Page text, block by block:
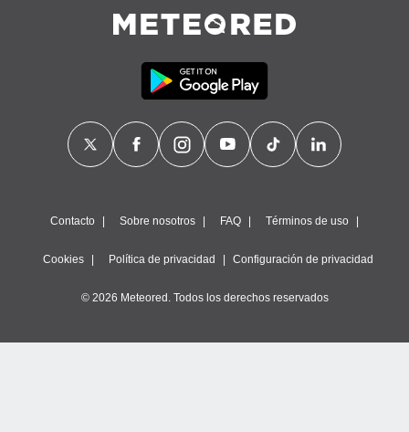
Contacto Sobre nosotros FAQ Términos de uso
Cookies Política de privacidad Configuración de privacidad
© 2026 Meteored. Todos los derechos reservados